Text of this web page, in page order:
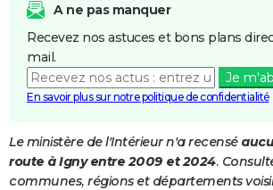
Destinations
City break
Voyage nature
Voyage de noces
Forum
Climat
PHOTO
GUIDES D'ACHAT
BONS PLANS
Carte de Noël
Carte Bonne année
Carte Saint-Valentin
Carte Pâques
Carte d'anniversaire
DICTIONNAIRE
A ne pas manquer
Recevez nos astuces et bons plans
mail.
Je
En savoir plus sur notre politique de confidentialité
Le ministère de l'Intérieur n'a recensé
route à Igny entre 2009 et 2024.
communes, régions et départements